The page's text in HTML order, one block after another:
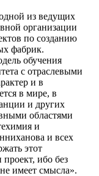
из ведущих
организации
по созданию
фабрик.
обучения
с отраслевыми
и в
в мире, в
и других
областями
и
и всех
этот
ибо без
имеет смысла».